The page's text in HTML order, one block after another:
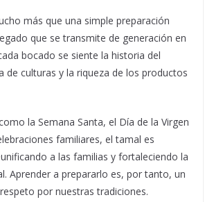
más que una simple preparación
que se transmite de generación en
bocado se siente la historia del
de culturas y la riqueza de los productos
la Semana Santa, el Día de la Virgen
familiares, el tamal es
a las familias y fortaleciendo la
Aprender a prepararlo es, por tanto, un
por nuestras tradiciones.